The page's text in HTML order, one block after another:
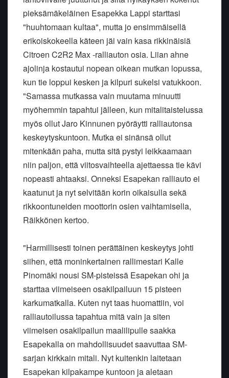
pieksämäkeläinen Esapekka Lappi starttasi
"huuhtomaan kultaa", mutta jo ensimmäisellä
erikoiskokeella käteen jäi vain kasa rikkinäisiä
Citroen C2R2 Max -ralliauton osia. Liian ahne
ajolinja kostautui nopean oikean mutkan lopussa,
kun tie loppui kesken ja kilpuri sukelsi vatukkoon.
"Samassa mutkassa vain muutama minuutti
myöhemmin tapahtui jälleen, kun mitalitaistelussa
myös ollut Jaro Kinnunen pyöräytti ralliautonsa
keskeytyskuntoon. Mutka ei sinänsä ollut
mitenkään paha, mutta sitä pystyi leikkaamaan
niin paljon, että viitosvaihteella ajettaessa tie kävi
nopeasti ahtaaksi. Onneksi Esapekan ralliauto ei
kaatunut ja nyt selvitään korin oikaisulla sekä
rikkoontuneiden moottorin osien vaihtamisella,
Räikkönen kertoo.
"Harmillisesti toinen perättäinen keskeytys johti
siihen, että moninkertainen rallimestari Kalle
Pinomäki nousi SM-pisteissä Esapekan ohi ja
starttaa viimeiseen osakilpailuun 15 pisteen
karkumatkalla. Kuten nyt taas huomattiin, voi
ralliautoilussa tapahtua mitä vain ja siten
viimeisen osakilpailun maalilipulle saakka
Esapekalla on mahdollisuudet saavuttaa SM-
sarjan kirkkain mitali. Nyt kuitenkin laitetaan
Esapekan kilpakampe kuntoon ja aletaan